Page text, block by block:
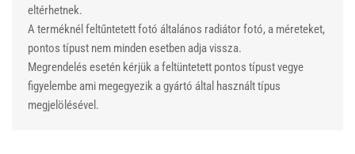
eltérhetnek.
A terméknél feltűntetett fotó általános radiátor fotó, a méreteket,
pontos típust nem minden esetben adja vissza.
Megrendelés esetén kérjük a feltüntetett pontos típust vegye
figyelembe ami megegyezik a gyártó által használt típus
megjelölésével.